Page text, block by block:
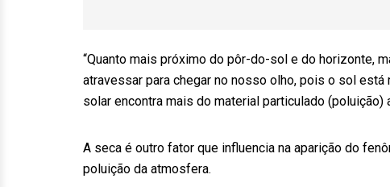
“Quanto mais próximo do pôr-do-sol e do horizonte,
atravessar para chegar no nosso olho, pois o sol está
solar encontra mais do material particulado (poluição)
A seca é outro fator que influencia na aparição do
poluição da atmosfera.